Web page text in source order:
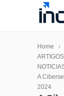
Home
A
2024